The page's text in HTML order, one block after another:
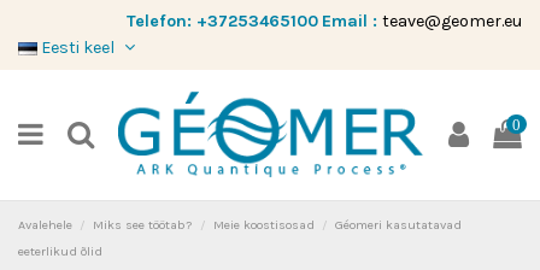
Telefon: +37253465100 Email : teave@geomer.eu
Eesti keel
0
Avalehele Miks see töötab? Meie koostisosad
Géomeri kasutatavad
eeterlikud õlid